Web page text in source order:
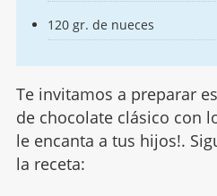
120 gr. de nueces
Te invitamos a preparar
de chocolate clásico con
le encanta a tus hijos!.
la receta: